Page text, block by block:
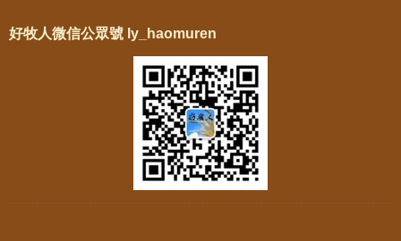
好牧人微信公眾號 ly_haomuren